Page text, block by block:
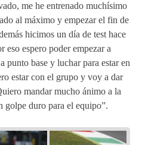
me he entrenado muchísimo
al máximo y empezar el fin de
hicimos un día de test hace
eso espero poder empezar a
punto base y luchar para estar en
estar con el grupo y voy a dar
mandar mucho ánimo a la
golpe duro para el equipo”.